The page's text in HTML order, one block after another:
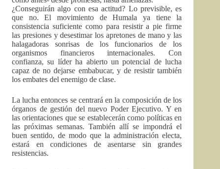
¿Conseguirán algo con esa actitud? Lo previsible, es
que no. El movimiento de Humala ya tiene la
consistencia suficiente como para resistir a pie firme
las presiones y desestimar los apretones de mano y las
halagadoras sonrisas de los funcionarios de los
organismos financieros internacionales. Con
confianza, su líder ha abierto un potencial de lucha
capaz de no dejarse embabucar, y de resistir también
los embates del enemigo de clase.
La lucha entonces se centrará en la composición de los
órganos de gestión del nuevo Poder Ejecutivo. Y en
las orientaciones que se establecerán como políticas en
las próximas semanas. También allí se impondrá el
buen sentido, de modo que la administración electa,
estará en condiciones de asentarse sin grandes
resistencias.